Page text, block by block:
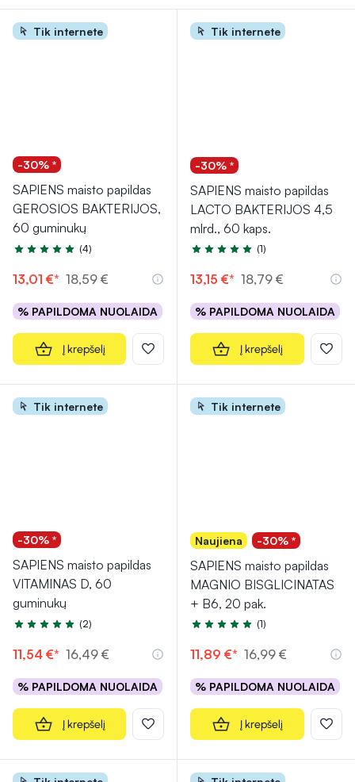
Tik internete
-30% *
SAPIENS maisto papildas
GEROSIOS BAKTERIJOS,
60 guminukų
Įvertinimas 5.0 iš 5
(4)
13,01 €* 18,59 €
% PAPILDOMA NUOLAIDA
Į krepšelį
Tik internete
-30% *
SAPIENS maisto papildas
LACTO BAKTERIJOS 4,5
mlrd., 60 kaps.
Įvertinimas 5.0 iš 5
(1)
13,15 €* 18,79 €
% PAPILDOMA NUOLAIDA
Į krepšelį
Tik internete
-30% *
SAPIENS maisto papildas
VITAMINAS D, 60
guminukų
Įvertinimas 5.0 iš 5
(2)
11,54 €* 16,49 €
% PAPILDOMA NUOLAIDA
Į krepšelį
Tik internete
Naujiena -30% *
SAPIENS maisto papildas
MAGNIO BISGLICINATAS
+ B6, 20 pak.
Įvertinimas 5.0 iš 5
(1)
11,89 €* 16,99 €
% PAPILDOMA NUOLAIDA
Į krepšelį